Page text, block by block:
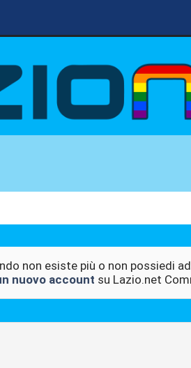
non esiste più o non possiedi
nuovo account su Lazio.net